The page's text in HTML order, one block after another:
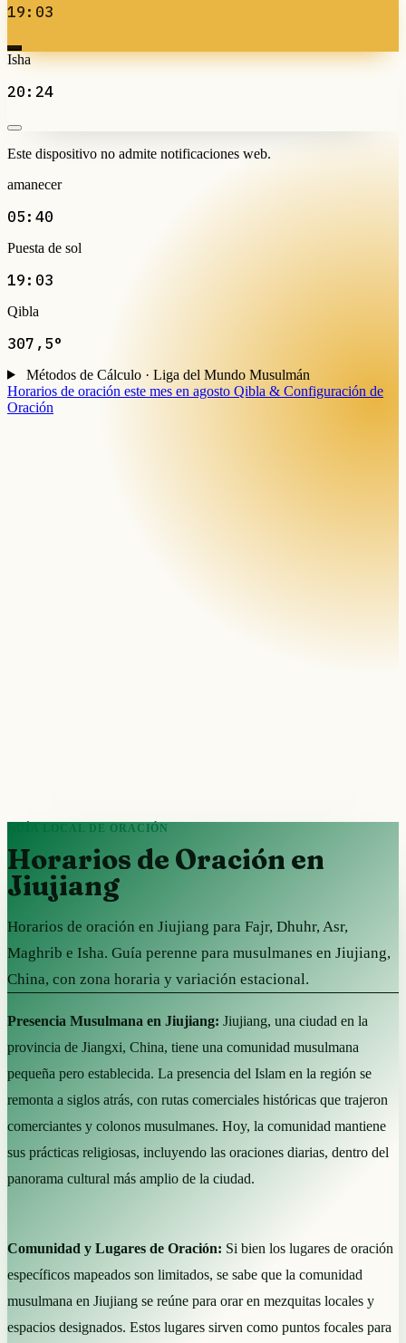
19:03
Isha
20:24
Este dispositivo no admite notificaciones web.
amanecer
05:40
Puesta de sol
19:03
Qibla
307,5°
Métodos de Cálculo · Liga del Mundo Musulmán
Horarios de oración este mes en agosto Qibla & Configuración de
Oración
GUÍA LOCAL DE ORACIÓN
Horarios de Oración en
Jiujiang
Horarios de oración en Jiujiang para Fajr, Dhuhr, Asr,
Maghrib e Isha. Guía perenne para musulmanes en Jiujiang,
China, con zona horaria y variación estacional.
Presencia Musulmana en Jiujiang: Jiujiang, una ciudad en la
provincia de Jiangxi, China, tiene una comunidad musulmana
pequeña pero establecida. La presencia del Islam en la región se
remonta a siglos atrás, con rutas comerciales históricas que trajeron
comerciantes y colonos musulmanes. Hoy, la comunidad mantiene
sus prácticas religiosas, incluyendo las oraciones diarias, dentro del
panorama cultural más amplio de la ciudad.
Comunidad y Lugares de Oración: Si bien los lugares de oración
específicos mapeados son limitados, se sabe que la comunidad
musulmana en Jiujiang se reúne para orar en mezquitas locales y
espacios designados. Estos lugares sirven como puntos focales para